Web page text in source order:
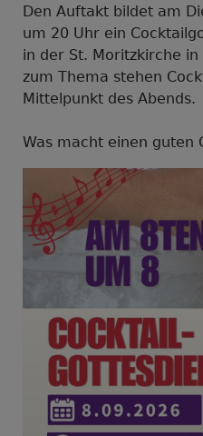
Den Auftakt bildet am
um 20 Uhr ein
in der St. Moritzkirche in
zum Thema stehen
Mittelpunkt des Abends.
Was macht einen guten